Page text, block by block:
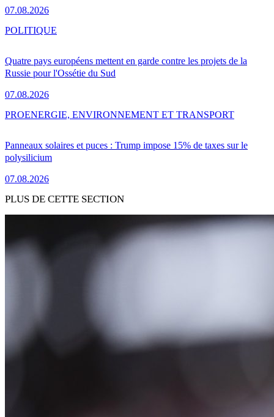
07.08.2026
Quatre pays européens mettent en garde contre les projets de la
Russie pour l'Ossétie du Sud
07.08.2026
POLITIQUE
Panneaux solaires et puces : Trump impose 15% de taxes sur le
polysilicium
07.08.2026
PROENERGIE, ENVIRONNEMENT ET TRANSPORT
PLUS DE CETTE SECTION